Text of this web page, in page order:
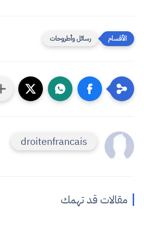
رسائل وأطروحات
droitenfrancais
مقالات قد تهمك